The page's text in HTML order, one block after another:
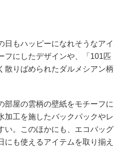
もハッピーになれそうなアイ
フにしたデザインや、「101匹
散りばめられたダルメシアン柄
部屋の雲柄の壁紙をモチーフに
加工を施したバックパックやレ
い。このほかにも、エコバッグ
も使えるアイテムを取り揃え